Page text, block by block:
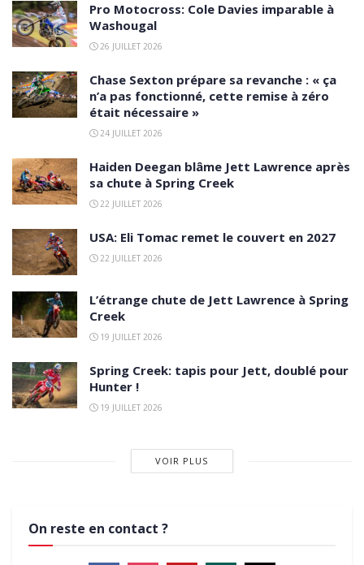
Pro Motocross: Cole Davies imparable à
Washougal
26 JUILLET 2026
Chase Sexton prépare sa revanche : « ça
n’a pas fonctionné, cette remise à zéro
était nécessaire »
24 JUILLET 2026
Haiden Deegan blâme Jett Lawrence après
sa chute à Spring Creek
22 JUILLET 2026
USA: Eli Tomac remet le couvert en 2027
22 JUILLET 2026
L’étrange chute de Jett Lawrence à Spring
Creek
19 JUILLET 2026
Spring Creek: tapis pour Jett, doublé pour
Hunter !
19 JUILLET 2026
VOIR PLUS
On reste en contact ?